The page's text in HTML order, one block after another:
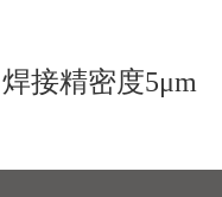
焊接精密度5μm